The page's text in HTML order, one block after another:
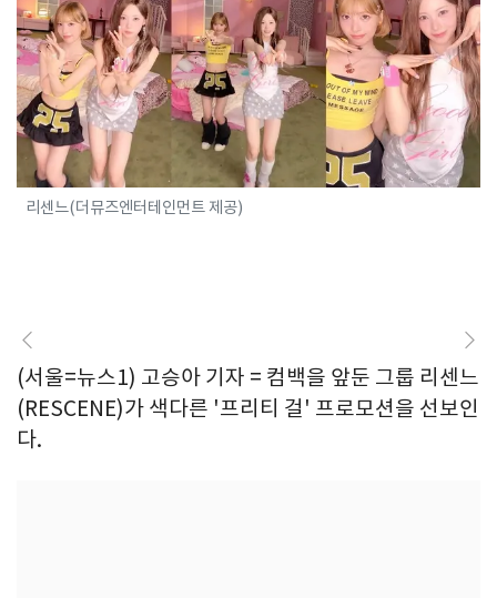
리센느(더뮤즈엔터테인먼트 제공)
(서울=뉴스1) 고승아 기자 = 컴백을 앞둔 그룹 리센느
(RESCENE)가 색다른 '프리티 걸' 프로모션을 선보인
다.